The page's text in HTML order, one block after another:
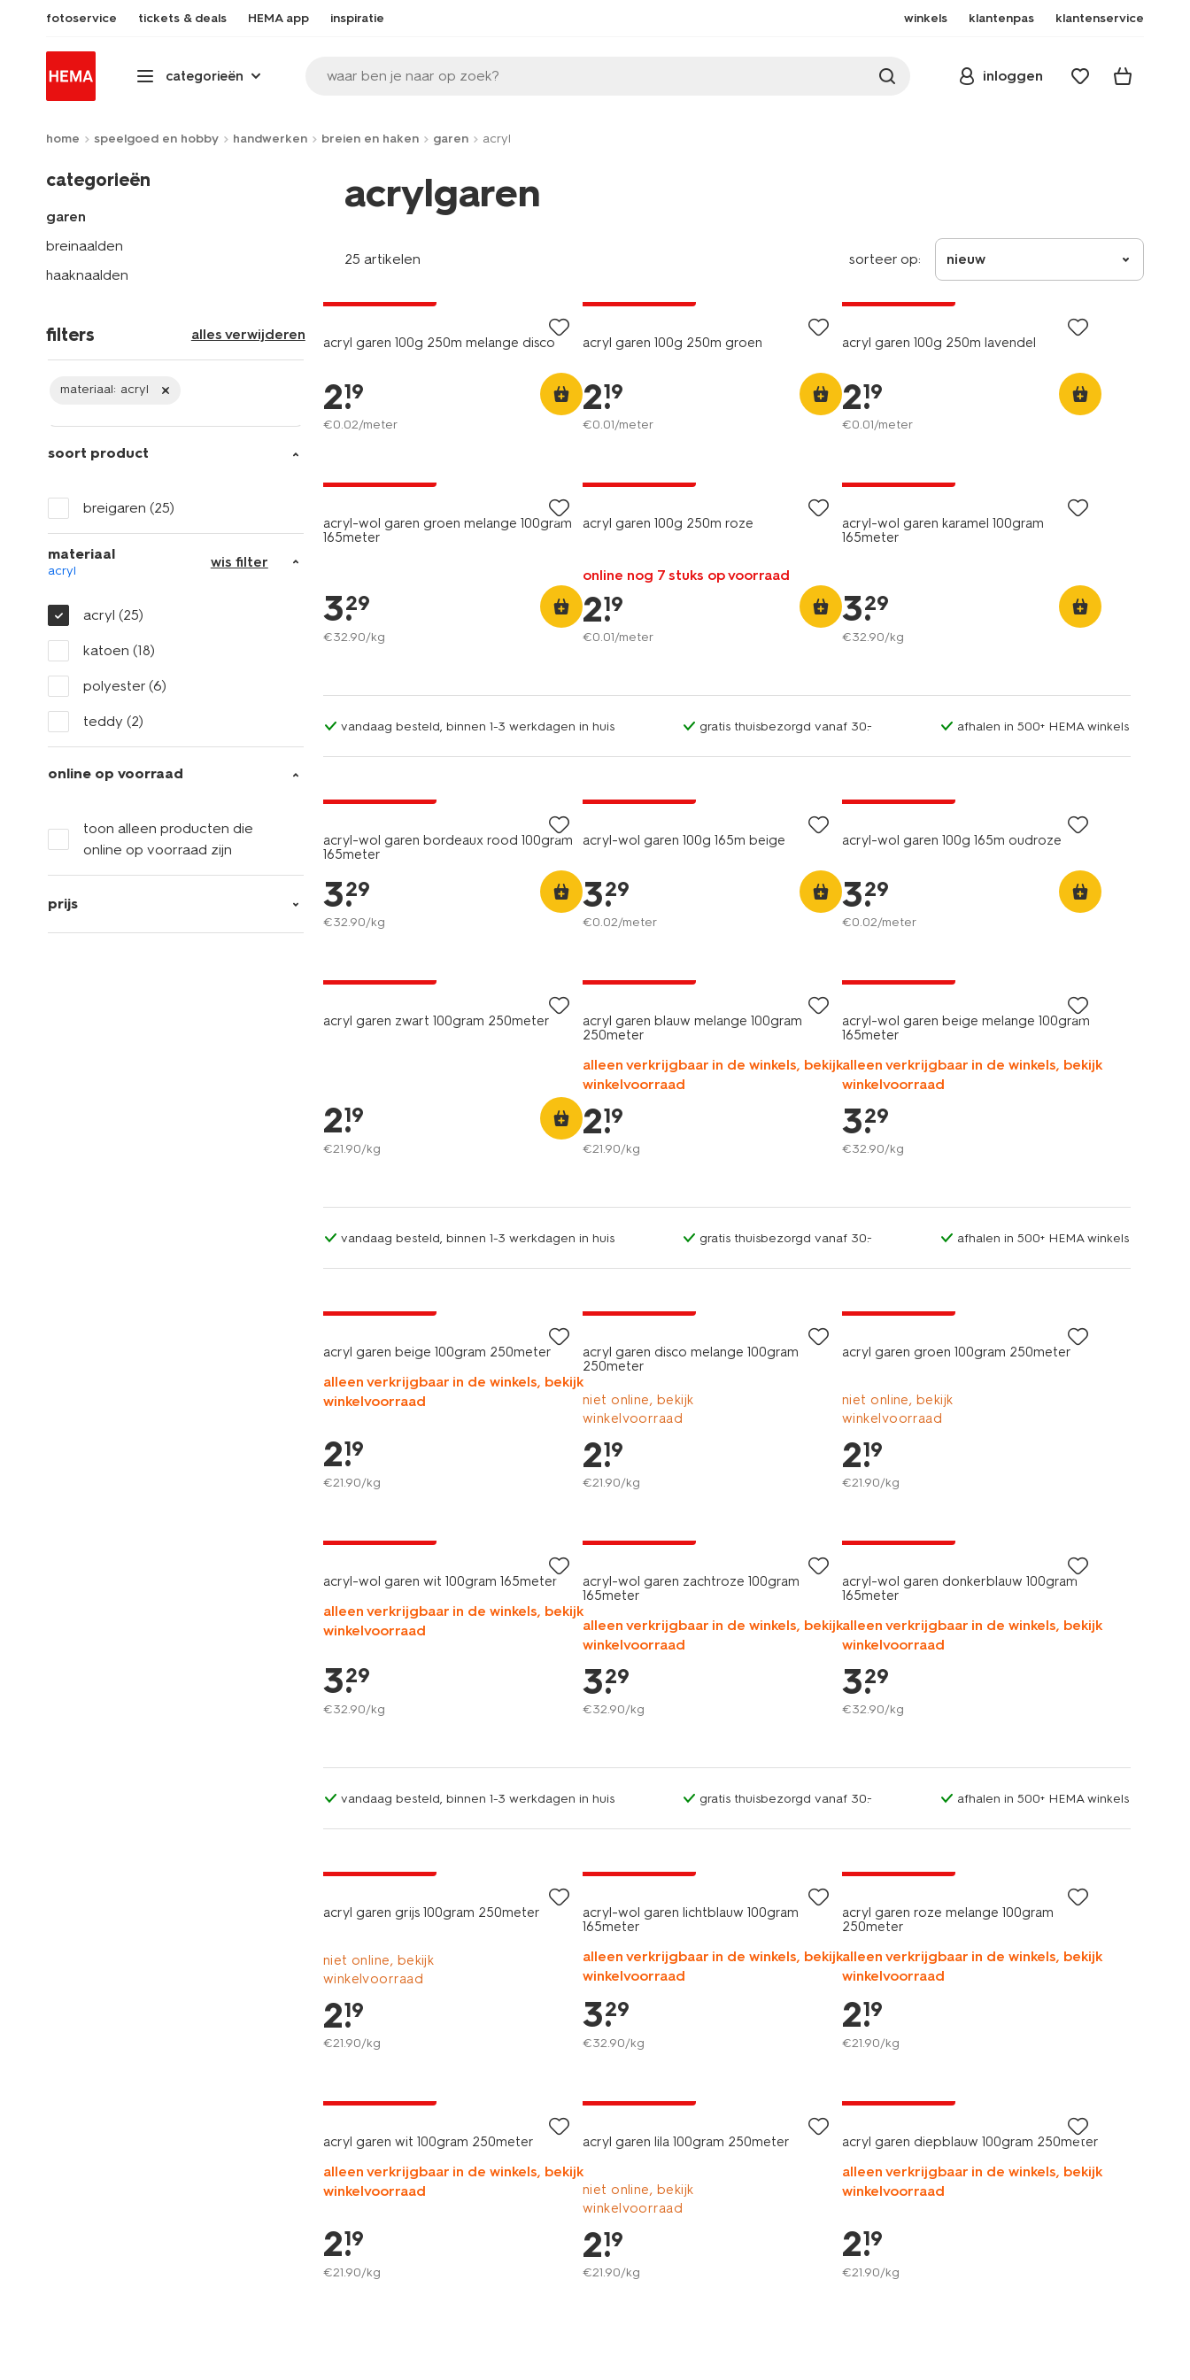
fotoservice tickets & deals HEMA app inspiratie winkels klantenpas klantenservice
categorieën waar ben je naar op zoek? inloggen
home speelgoed en hobby handwerken breien en haken garen acryl
categorieën
garen
breinaalden
haaknaalden
filters alles verwijderen
materiaal: acryl
soort product
breigaren (25)
materiaal
acryl
wis filter
acryl (25)
katoen (18)
polyester (6)
teddy (2)
online op voorraad
toon alleen producten die
online op voorraad zijn
prijs
acrylgaren
25 artikelen sorteer op: nieuw
acryl garen 100g 250m melange disco
2.
19
€0.02/meter
acryl garen 100g 250m groen
2.
19
€0.01/meter
acryl garen 100g 250m lavendel
2.
19
€0.01/meter
acryl-wol garen groen melange 100gram
165meter
3.
29
€32.90/kg
acryl garen 100g 250m roze
online nog 7 stuks op voorraad
2.
19
€0.01/meter
acryl-wol garen karamel 100gram
165meter
3.
29
€32.90/kg
vandaag besteld, binnen 1-3 werkdagen in huis gratis thuisbezorgd vanaf 30.- afhalen in 500+ HEMA winkels
acryl-wol garen bordeaux rood 100gram
165meter
3.
29
€32.90/kg
acryl-wol garen 100g 165m beige
3.
29
€0.02/meter
acryl-wol garen 100g 165m oudroze
3.
29
€0.02/meter
acryl garen zwart 100gram 250meter
2.
19
€21.90/kg
acryl garen blauw melange 100gram
250meter
alleen verkrijgbaar in de winkels, bekijk
winkelvoorraad
2.
19
€21.90/kg
acryl-wol garen beige melange 100gram
165meter
alleen verkrijgbaar in de winkels, bekijk
winkelvoorraad
3.
29
€32.90/kg
vandaag besteld, binnen 1-3 werkdagen in huis gratis thuisbezorgd vanaf 30.- afhalen in 500+ HEMA winkels
acryl garen beige 100gram 250meter
alleen verkrijgbaar in de winkels, bekijk
winkelvoorraad
2.
19
€21.90/kg
acryl garen disco melange 100gram
250meter
niet online, bekijk
winkelvoorraad
2.
19
€21.90/kg
acryl garen groen 100gram 250meter
niet online, bekijk
winkelvoorraad
2.
19
€21.90/kg
acryl-wol garen wit 100gram 165meter
alleen verkrijgbaar in de winkels, bekijk
winkelvoorraad
3.
29
€32.90/kg
acryl-wol garen zachtroze 100gram
165meter
alleen verkrijgbaar in de winkels, bekijk
winkelvoorraad
3.
29
€32.90/kg
acryl-wol garen donkerblauw 100gram
165meter
alleen verkrijgbaar in de winkels, bekijk
winkelvoorraad
3.
29
€32.90/kg
vandaag besteld, binnen 1-3 werkdagen in huis gratis thuisbezorgd vanaf 30.- afhalen in 500+ HEMA winkels
acryl garen grijs 100gram 250meter
niet online, bekijk
winkelvoorraad
2.
19
€21.90/kg
acryl-wol garen lichtblauw 100gram
165meter
alleen verkrijgbaar in de winkels, bekijk
winkelvoorraad
3.
29
€32.90/kg
acryl garen roze melange 100gram
250meter
alleen verkrijgbaar in de winkels, bekijk
winkelvoorraad
2.
19
€21.90/kg
acryl garen wit 100gram 250meter
alleen verkrijgbaar in de winkels, bekijk
winkelvoorraad
2.
19
€21.90/kg
acryl garen lila 100gram 250meter
niet online, bekijk
winkelvoorraad
2.
19
€21.90/kg
acryl garen diepblauw 100gram 250meter
alleen verkrijgbaar in de winkels, bekijk
winkelvoorraad
2.
19
€21.90/kg